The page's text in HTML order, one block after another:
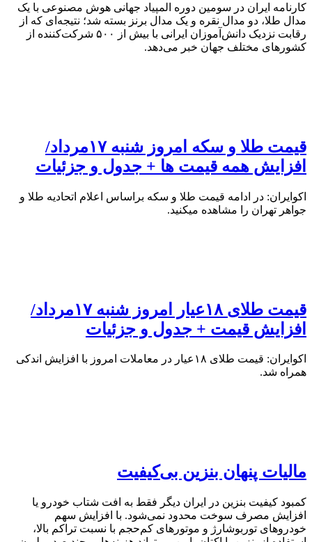
کارنامه ایران در سومین دوره المپیاد جهانی هوش مصنوعی با یک
مدال طلا، دو مدال نقره و یک مدال برنز بسته شد؛ نتیجه‌ای که از
رقابت نزدیک دانش‌آموزان ایرانی با بیش از ۵۰۰ شرکت‌کننده از
کشورهای مختلف جهان خبر می‌دهد.
قیمت طلا و سکه امروز شنبه ۱۷مرداد/
افزایش همه قیمت ها + جدول و جزئیات
اکوایران: در ادامه قیمت طلا و سکه براساس اعلام اتحادیه طلا و
جواهر تهران را مشاهده میکنید.
قیمت طلای ۱۸عیار امروز شنبه ۱۷مرداد/
افزایش قیمت + جدول و جزئیات
اکوایران: قیمت طلای ۱۸عیار در معاملات امروز با افزایش اندکی
همراه شد.
مالیات پنهان بنزین بی‌کیفیت
کمبود کیفیت بنزین در ایران دیگر فقط به افت شتاب خودرو یا
افزایش مصرف سوخت محدود نمی‌شود. با افزایش سهم
خودروهای توربوشارژ و موتورهای کم‌حجم با نسبت تراکم بالا،